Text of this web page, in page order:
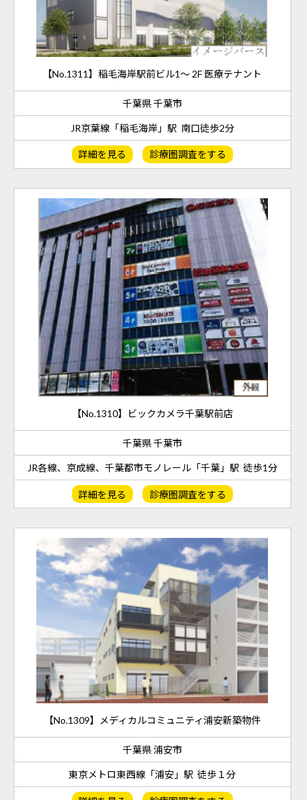
【No.1311】稲毛海岸駅前ビル1～ 2F 医療テナント
千葉県 千葉市
JR京葉線「稲毛海岸」駅 南口徒歩2分
詳細を見る 診療圏調査をする
【No.1310】ビックカメラ千葉駅前店
千葉県 千葉市
JR各線、京成線、千葉都市モノレール「千葉」駅 徒歩1分
詳細を見る 診療圏調査をする
【No.1309】メディカルコミュニティ浦安新築物件
千葉県 浦安市
東京メトロ東西線「浦安」駅 徒歩１分